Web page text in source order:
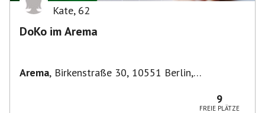
Kate, 62
DoKo im Arema
Arema, Birkenstraße 30, 10551 Berlin,
9
FREIE PLÄTZE